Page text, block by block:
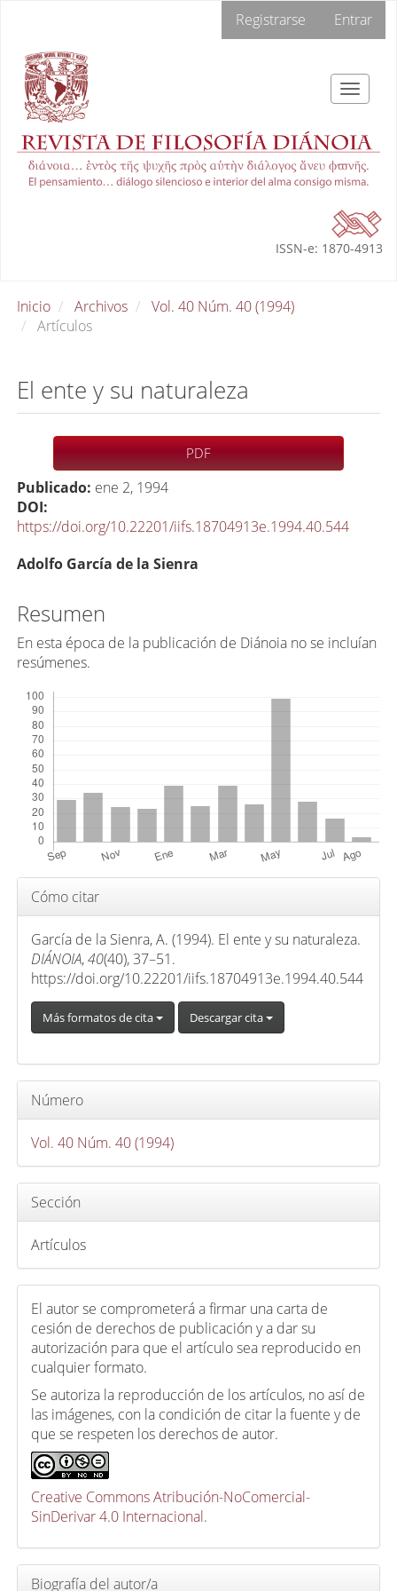
Contenido
principal
Barra
lateral
Registrarse Entrar
Toggle
ISSN-e: 1870-4913
Inicio Archivos
Vol. 40 Núm. 40 (1994)
Artículos
El ente y su naturaleza
Barra
lateral
del
artículo
PDF
Publicado: ene 2, 1994
DOI:
https://doi.org/10.22201/iifs.18704913e.1994.40.544
C
n
t
e
i
p
r
í
u
l
Adolfo García de la Sienra
Resumen
En esta época de la publicación de Diánoia no se incluían
resúmenes.
Detalles
del
artículo
Cómo citar
García de la Sienra, A. (1994). El ente y su naturaleza.
DIÁNOIA,40(40), 37–51.
https://doi.org/10.22201/iifs.18704913e.1994.40.544
Más formatos de cita Descargar cita
Número
Vol. 40 Núm. 40 (1994)
Sección
Artículos
El autor se comprometerá a firmar una carta de
cesión de derechos de publicación y a dar su
autorización para que el artículo sea reproducido en
cualquier formato.
Se autoriza la reproducción de los artículos, no así de
las imágenes, con la condición de citar la fuente y de
que se respeten los derechos de autor.
Creative Commons Atribución-NoComercial-
SinDerivar 4.0 Internacional.
Biografía del autor/a